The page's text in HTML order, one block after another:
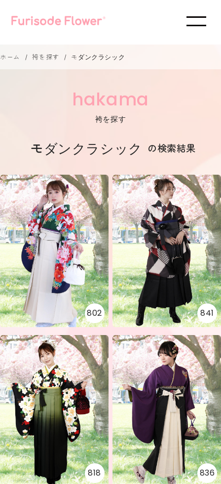
ホーム 袴を探す モダンクラシック
hakama
袴を探す
モダンクラシック の検索結果
802 841
818 836